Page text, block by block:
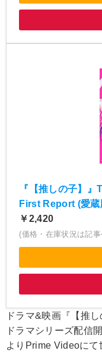
『【推しの子】
First Report (愛蔵
￥2,420
(価格・在庫状況は記
ドラマ&映画『【推し
ドラマシリーズ配信
よりPrime Videoにて